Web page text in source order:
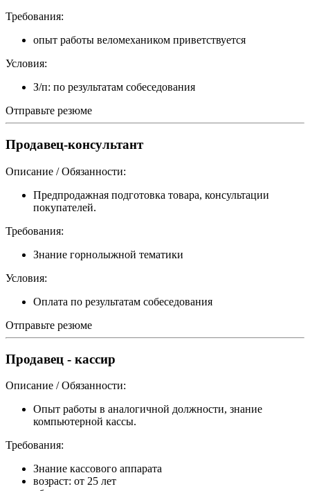
Требования:
опыт работы веломехаником приветствуется
Условия:
З/п: по результатам собеседования
Отправьте резюме
Продавец-консультант
Описание / Обязанности:
Предпродажная подготовка товара, консультации
покупателей.
Требования:
Знание горнолыжной тематики
Условия:
Оплата по результатам собеседования
Отправьте резюме
Продавец - кассир
Описание / Обязанности:
Опыт работы в аналогичной должности, знание
компьютерной кассы.
Требования:
Знание кассового аппарата
возраст: от 25 лет